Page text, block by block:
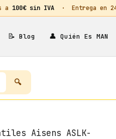
a 100€ sin IVA · Entrega en
📝 Blog 👤 Quién Es MAN
Aisens ASLK-